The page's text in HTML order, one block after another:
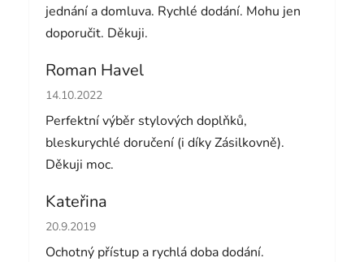
jednání a domluva. Rychlé dodání. Mohu jen
doporučit. Děkuji.
Roman Havel
Hodnocení obchodu je 5 z 5 hvězdiček.
14.10.2022
Perfektní výběr stylových doplňků,
bleskurychlé doručení (i díky Zásilkovně).
Děkuji moc.
Kateřina
Hodnocení obchodu je 5 z 5 hvězdiček.
20.9.2019
Ochotný přístup a rychlá doba dodání.